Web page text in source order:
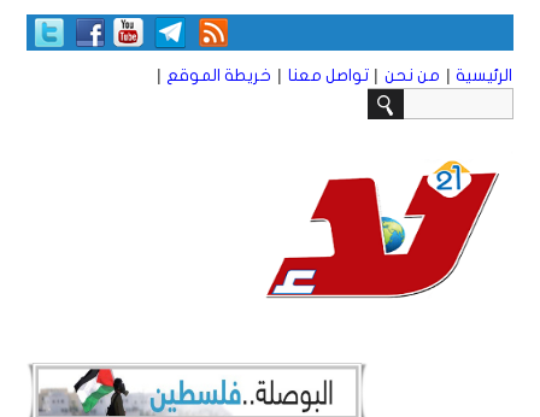
الرئيسية | من نحن | تواصل معنا | خريطة الموقع |